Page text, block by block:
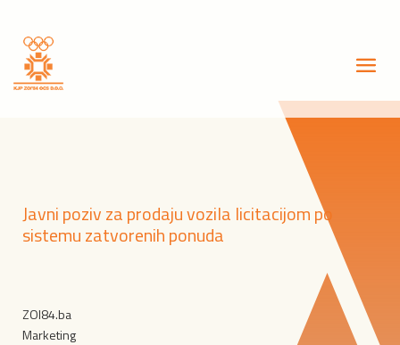
Javni poziv za prodaju vozila licitacijom po
sistemu zatvorenih ponuda
ZOI84.ba
Marketing